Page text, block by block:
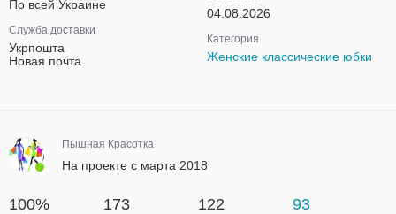
По всей Украине
Служба доставки
Укрпошта
Новая почта
04.08.2026
Категория
Женские классические юбки
Пышная Красотка
На проекте с марта 2018
100% 173 122 93